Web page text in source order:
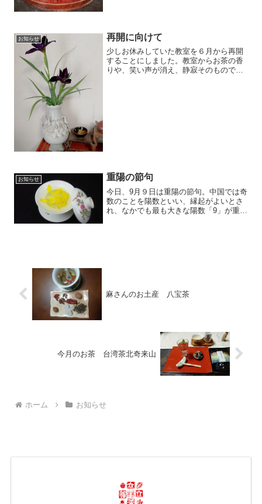
お知らせ 再開に向けて
少しお休みしていた教室を６月から再開
することにしました。教室からお茶の香
りや、笑い声が消え、静寂そのものでし
お知らせ 重陽の節句
今日、9月９日は重陽の節句。中国では奇
数のことを陽数といい、縁起がよいとさ
れ、なかでも最も大きな陽数「9」が重な
麻さんのお土産 八宝茶
今月のお茶 台湾茶北奇来山
ホーム お知らせ